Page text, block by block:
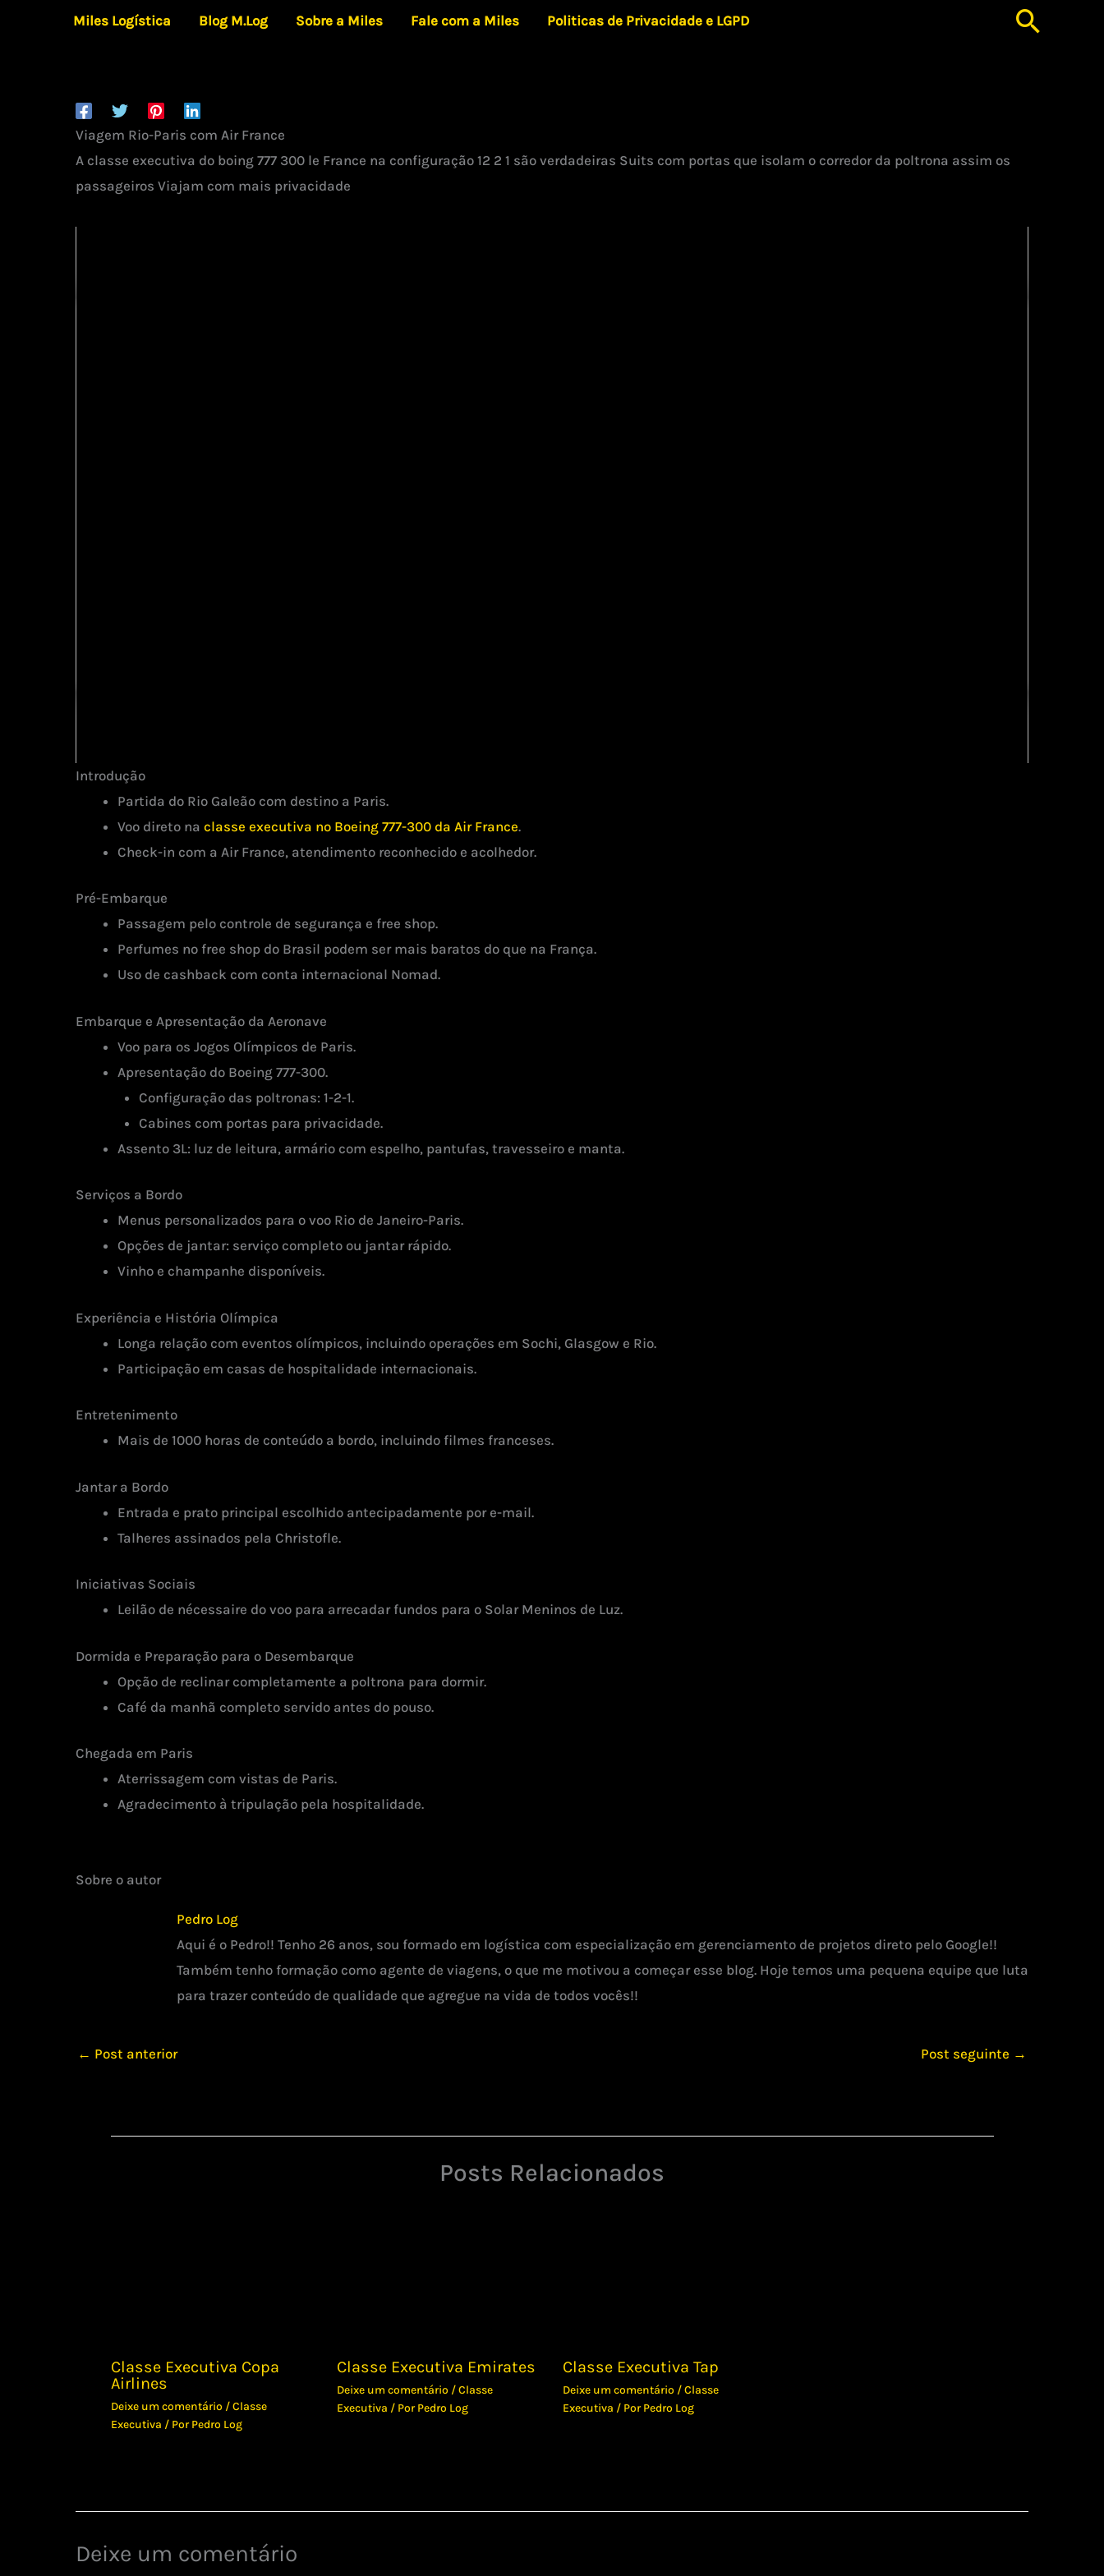
Miles Logística Blog M.Log Sobre a Miles Fale com a Miles Politicas de Privacidade e LGPD
Viagem Rio-Paris com Air France
A classe executiva do boing 777 300 le France na configuração 12 2 1 são verdadeiras Suits com portas que isolam o corredor da poltrona assim os
passageiros Viajam com mais privacidade
Introdução
Partida do Rio Galeão com destino a Paris.
Voo direto na classe executiva no Boeing 777-300 da Air France.
Check-in com a Air France, atendimento reconhecido e acolhedor.
Pré-Embarque
Passagem pelo controle de segurança e free shop.
Perfumes no free shop do Brasil podem ser mais baratos do que na França.
Uso de cashback com conta internacional Nomad.
Embarque e Apresentação da Aeronave
Voo para os Jogos Olímpicos de Paris.
Apresentação do Boeing 777-300.
Configuração das poltronas: 1-2-1.
Cabines com portas para privacidade.
Assento 3L: luz de leitura, armário com espelho, pantufas, travesseiro e manta.
Serviços a Bordo
Menus personalizados para o voo Rio de Janeiro-Paris.
Opções de jantar: serviço completo ou jantar rápido.
Vinho e champanhe disponíveis.
Experiência e História Olímpica
Longa relação com eventos olímpicos, incluindo operações em Sochi, Glasgow e Rio.
Participação em casas de hospitalidade internacionais.
Entretenimento
Mais de 1000 horas de conteúdo a bordo, incluindo filmes franceses.
Jantar a Bordo
Entrada e prato principal escolhido antecipadamente por e-mail.
Talheres assinados pela Christofle.
Iniciativas Sociais
Leilão de nécessaire do voo para arrecadar fundos para o Solar Meninos de Luz.
Dormida e Preparação para o Desembarque
Opção de reclinar completamente a poltrona para dormir.
Café da manhã completo servido antes do pouso.
Chegada em Paris
Aterrissagem com vistas de Paris.
Agradecimento à tripulação pela hospitalidade.
Sobre o autor
Pedro Log
Aqui é o Pedro!! Tenho 26 anos, sou formado em logística com especialização em gerenciamento de projetos direto pelo Google!!
Também tenho formação como agente de viagens, o que me motivou a começar esse blog. Hoje temos uma pequena equipe que luta
para trazer conteúdo de qualidade que agregue na vida de todos vocês!!
← Post anterior Post seguinte →
Posts Relacionados
Classe Executiva Copa
Airlines
Deixe um comentário /Classe
Executiva / PorPedro Log
Classe Executiva Emirates
Deixe um comentário /Classe
Executiva / PorPedro Log
Classe Executiva Tap
Deixe um comentário /Classe
Executiva / PorPedro Log
Deixe um comentário